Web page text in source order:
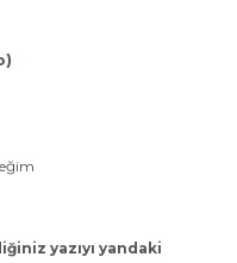
yazıyı yandaki